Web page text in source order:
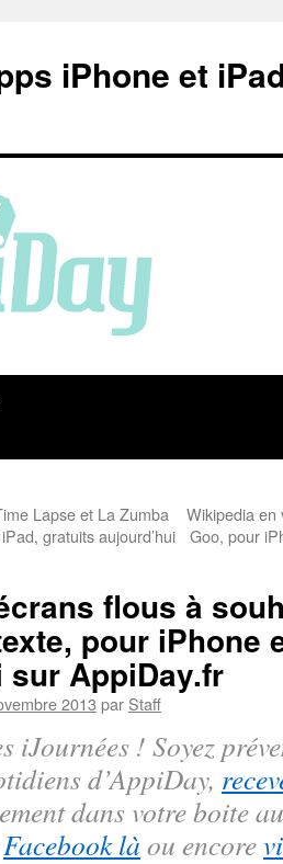
iPhone et
Lapse et La Zumba
gratuits aujourd’hui
Wikipedia en
Goo, pour
flous à
pour iPhone
sur AppiDay.fr
2013 par Staff
iJournées ! Soyez
d’AppiDay,
dans votre boite
Facebook là ou encore